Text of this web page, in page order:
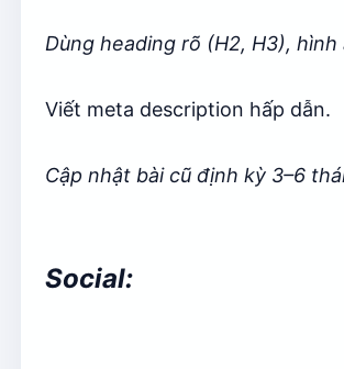
Dùng heading rõ (H2, H3), hình
Viết meta description hấp dẫn.
Cập nhật bài cũ định kỳ 3–6
Social: